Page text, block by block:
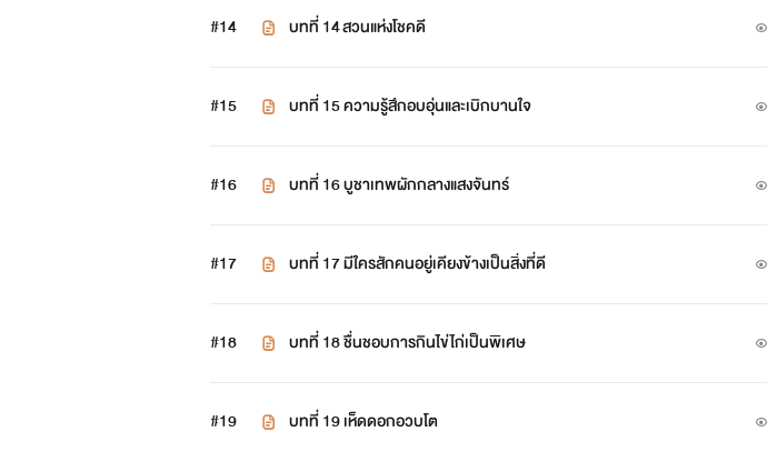
#14 บทที่ 14 สวนแห่งโชคดี
#15 บทที่ 15 ความรู้สึกอบอุ่นและเบิกบานใจ
#16 บทที่ 16 บูชาเทพผักกลางแสงจันทร์
#17 บทที่ 17 มีใครสักคนอยู่เคียงข้างเป็นสิ่งที่ดี
#18 บทที่ 18 ชื่นชอบการกินไข่ไก่เป็นพิเศษ
#19 บทที่ 19 เห็ดดอกอวบโต